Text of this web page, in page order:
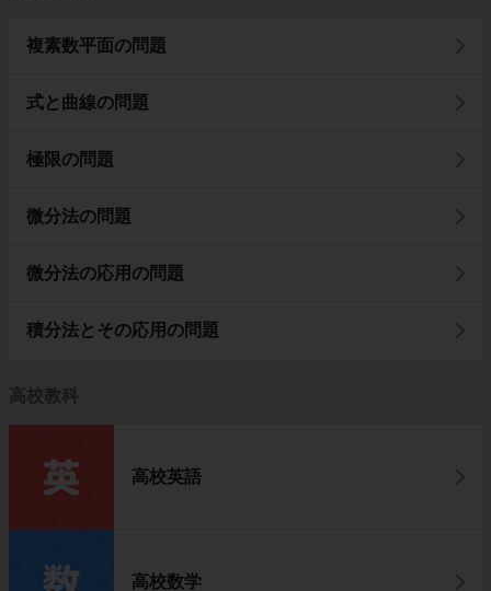
複素数平面の問題
式と曲線の問題
極限の問題
微分法の問題
微分法の応用の問題
積分法とその応用の問題
高校教科
高校英語
高校数学